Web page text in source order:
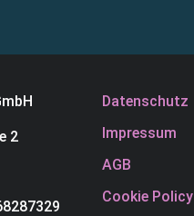
2
Datenschutz
Impressum
AGB
Cookie Policy